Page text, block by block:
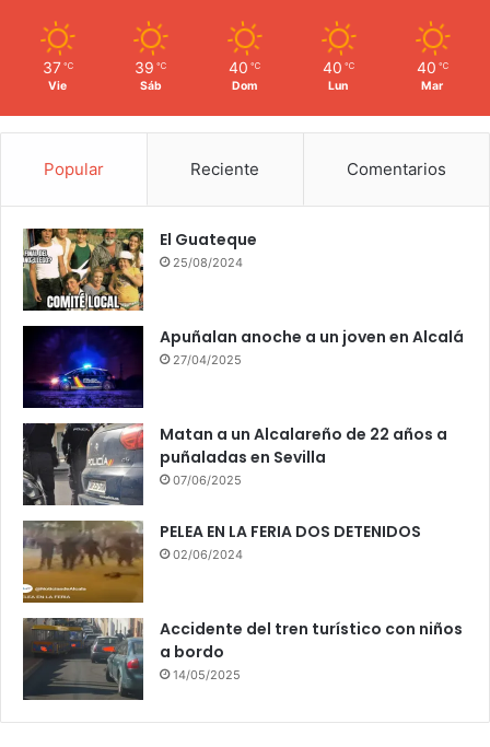
8
d
a
y
o
37 ℃
Vie
39 ℃
Sáb
40 ℃
Dom
40 ℃
Lun
40 ℃
Mar
Popular Reciente Comentarios
El Guateque
25/08/2024
Apuñalan anoche a un joven en Alcalá
27/04/2025
Matan a un Alcalareño de 22 años a
puñaladas en Sevilla
07/06/2025
PELEA EN LA FERIA DOS DETENIDOS
02/06/2024
Accidente del tren turístico con niños
a bordo
14/05/2025